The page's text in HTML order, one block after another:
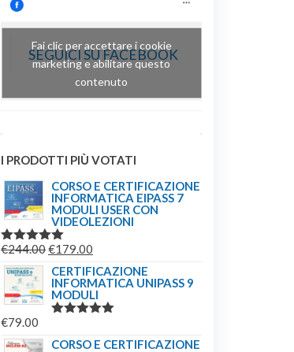
SEGUICI SU FACEBOOK
Fai clic per accettare i cookie
marketing e abilitare questo
contenuto
I PRODOTTI PIÙ VOTATI
CORSO E CERTIFICAZIONE
INFORMATICA EIPASS 7
MODULI USER CON
VIDEOLEZIONI
VALUTATO
5.00SU 5
€244.00IL
PREZZO
ORIGINALE
ERA:
€179.00
PREZZO
ATTUALE
È:
CERTIFICAZIONE
INFORMATICA UNIPASS 9
MODULI
€79.00
CORSO E CERTIFICAZIONE